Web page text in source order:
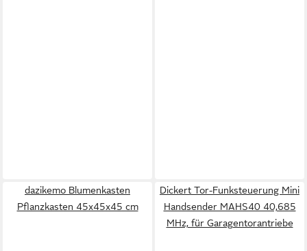
dazikemo Blumenkasten
Pflanzkasten 45x45x45 cm
Dickert Tor-Funksteuerung Mini
Handsender MAHS40 40,685
MHz, für Garagentorantriebe